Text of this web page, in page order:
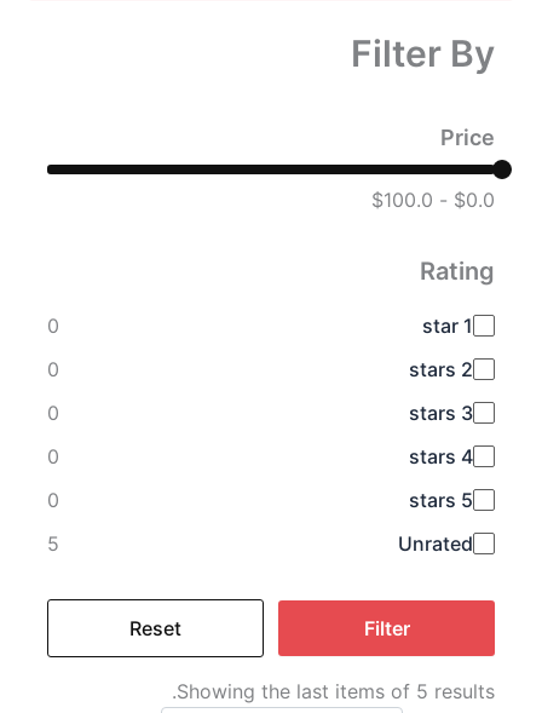
Filter By
Price
$0.0
-
$100.0
Rating
1 star
0
2 stars
0
3 stars
0
4 stars
0
5 stars
0
Unrated
5
Filter
Reset
Showing the last items of 5 results.